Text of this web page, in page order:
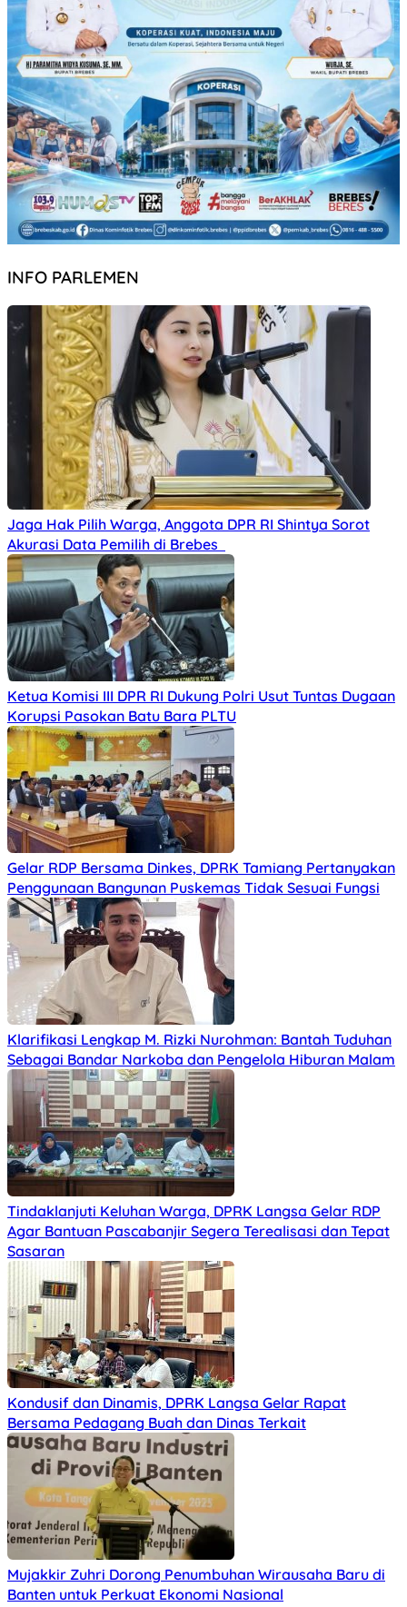
INFO PARLEMEN
Jaga Hak Pilih Warga, Anggota DPR RI Shintya Sorot
Akurasi Data Pemilih di Brebes
Ketua Komisi III DPR RI Dukung Polri Usut Tuntas Dugaan
Korupsi Pasokan Batu Bara PLTU
Gelar RDP Bersama Dinkes, DPRK Tamiang Pertanyakan
Penggunaan Bangunan Puskemas Tidak Sesuai Fungsi
Klarifikasi Lengkap M. Rizki Nurohman: Bantah Tuduhan
Sebagai Bandar Narkoba dan Pengelola Hiburan Malam
Tindaklanjuti Keluhan Warga, DPRK Langsa Gelar RDP
Agar Bantuan Pascabanjir Segera Terealisasi dan Tepat
Sasaran
Kondusif dan Dinamis, DPRK Langsa Gelar Rapat
Bersama Pedagang Buah dan Dinas Terkait
Mujakkir Zuhri Dorong Penumbuhan Wirausaha Baru di
Banten untuk Perkuat Ekonomi Nasional